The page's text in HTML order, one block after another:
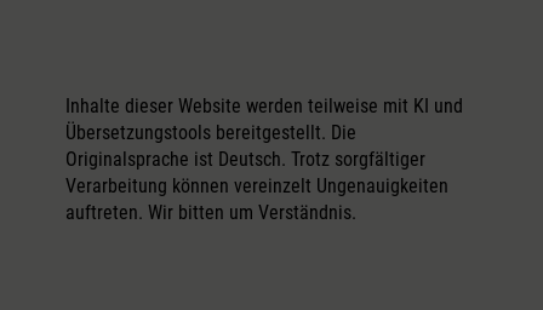
Inhalte dieser Website werden teilweise mit KI und
Übersetzungstools bereitgestellt. Die
Originalsprache ist Deutsch. Trotz sorgfältiger
Verarbeitung können vereinzelt Ungenauigkeiten
auftreten. Wir bitten um Verständnis.